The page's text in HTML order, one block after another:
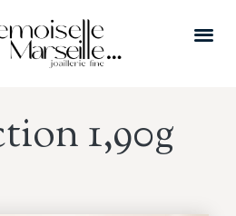
1,90g